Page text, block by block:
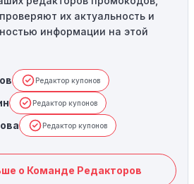
их актуальность и
информации на этой
Редактор купонов
Редактор купонов
Редактор купонов
о Команде Редакторов